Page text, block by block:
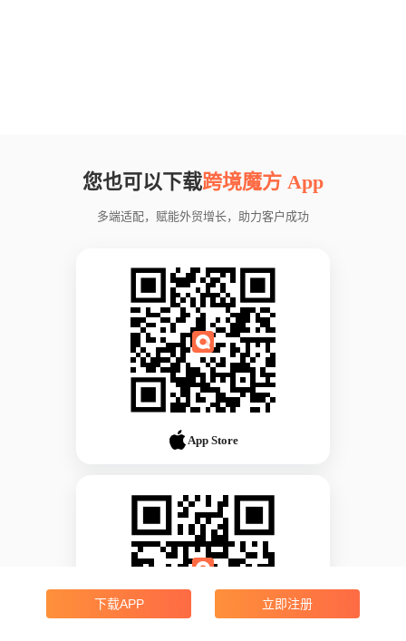
您也可以下载跨境魔方 App
多端适配，赋能外贸增长，助力客户成功
App Store
下载APP 立即注册